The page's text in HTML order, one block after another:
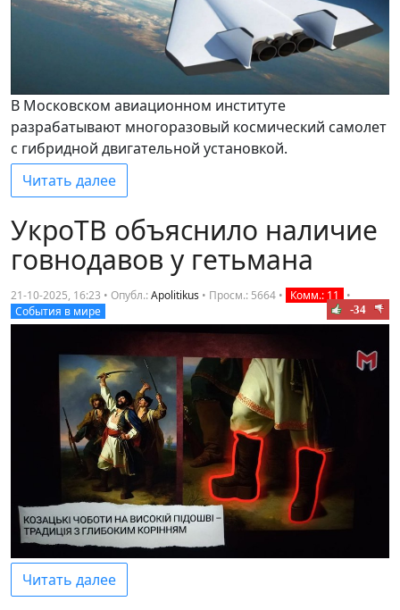
В Московском авиационном институте
разрабатывают многоразовый космический самолет
с гибридной двигательной установкой.
Читать далее
УкроТВ объяснило наличие
говнодавов у гетьмана
21-10-2025, 16:23 • Опубл.:Apolitikus • Просм.: 5664 • Комм.: 11
•
События в мире
-34
Читать далее